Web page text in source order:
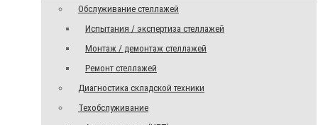
Обслуживание стеллажей
Испытания / экспертиза стеллажей
Монтаж / демонтаж стеллажей
Ремонт стеллажей
Диагностика складской техники
Техобслуживание